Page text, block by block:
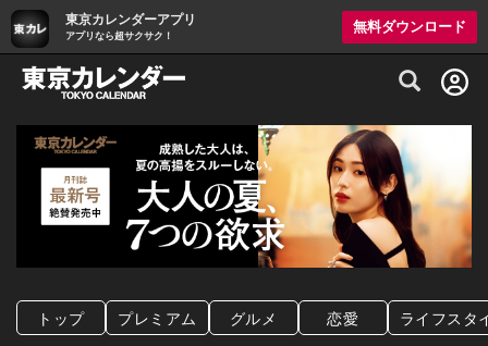
東京カレンダーアプリ
アプリなら超サクサク！
無料ダウンロード
グルメ情報・プレミアムレストラン予約
トップ プレミアム グルメ 恋愛 ライフスタ